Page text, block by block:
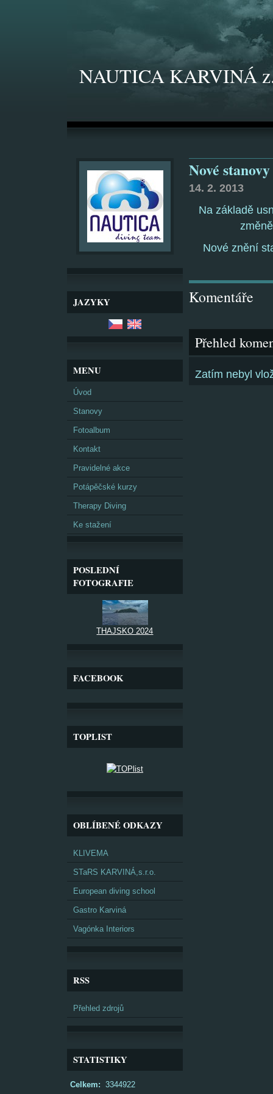
NAUTICA KARVINÁ
JAZYKY
MENU
Úvod
Stanovy
Fotoalbum
Kontakt
Pravidelné akce
Potápěčské kurzy
Therapy Diving
Ke stažení
POSLEDNÍ
FOTOGRAFIE
THAJSKO 2024
FACEBOOK
TOPLIST
OBLÍBENÉ ODKAZY
KLIVEMA
STaRS KARVINÁ,s.r.o.
European diving school
Gastro Karviná
Vagónka Interiors
RSS
Přehled zdrojů
STATISTIKY
Celkem: 3344922
Nové
14. 2. 2013
Na základě
Nové znění
Komentáře
Přehled
Zatím nebyl